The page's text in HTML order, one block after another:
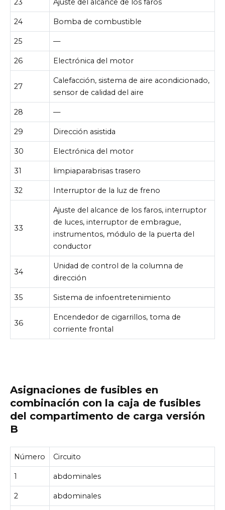
24 Bomba de combustible
25 —
26 Electrónica del motor
27
Calefacción, sistema de aire acondicionado,
sensor de calidad del aire
28 —
29 Dirección asistida
30 Electrónica del motor
31 limpiaparabrisas trasero
32 Interruptor de la luz de freno
33
Ajuste del alcance de los faros, interruptor
de luces, interruptor de embrague,
instrumentos, módulo de la puerta del
conductor
34
Unidad de control de la columna de
dirección
35 Sistema de infoentretenimiento
36
Encendedor de cigarrillos, toma de
corriente frontal
Asignaciones de fusibles en
combinación con la caja de fusibles
del compartimento de carga versión
B
Número Circuito
1 abdominales
2 abdominales